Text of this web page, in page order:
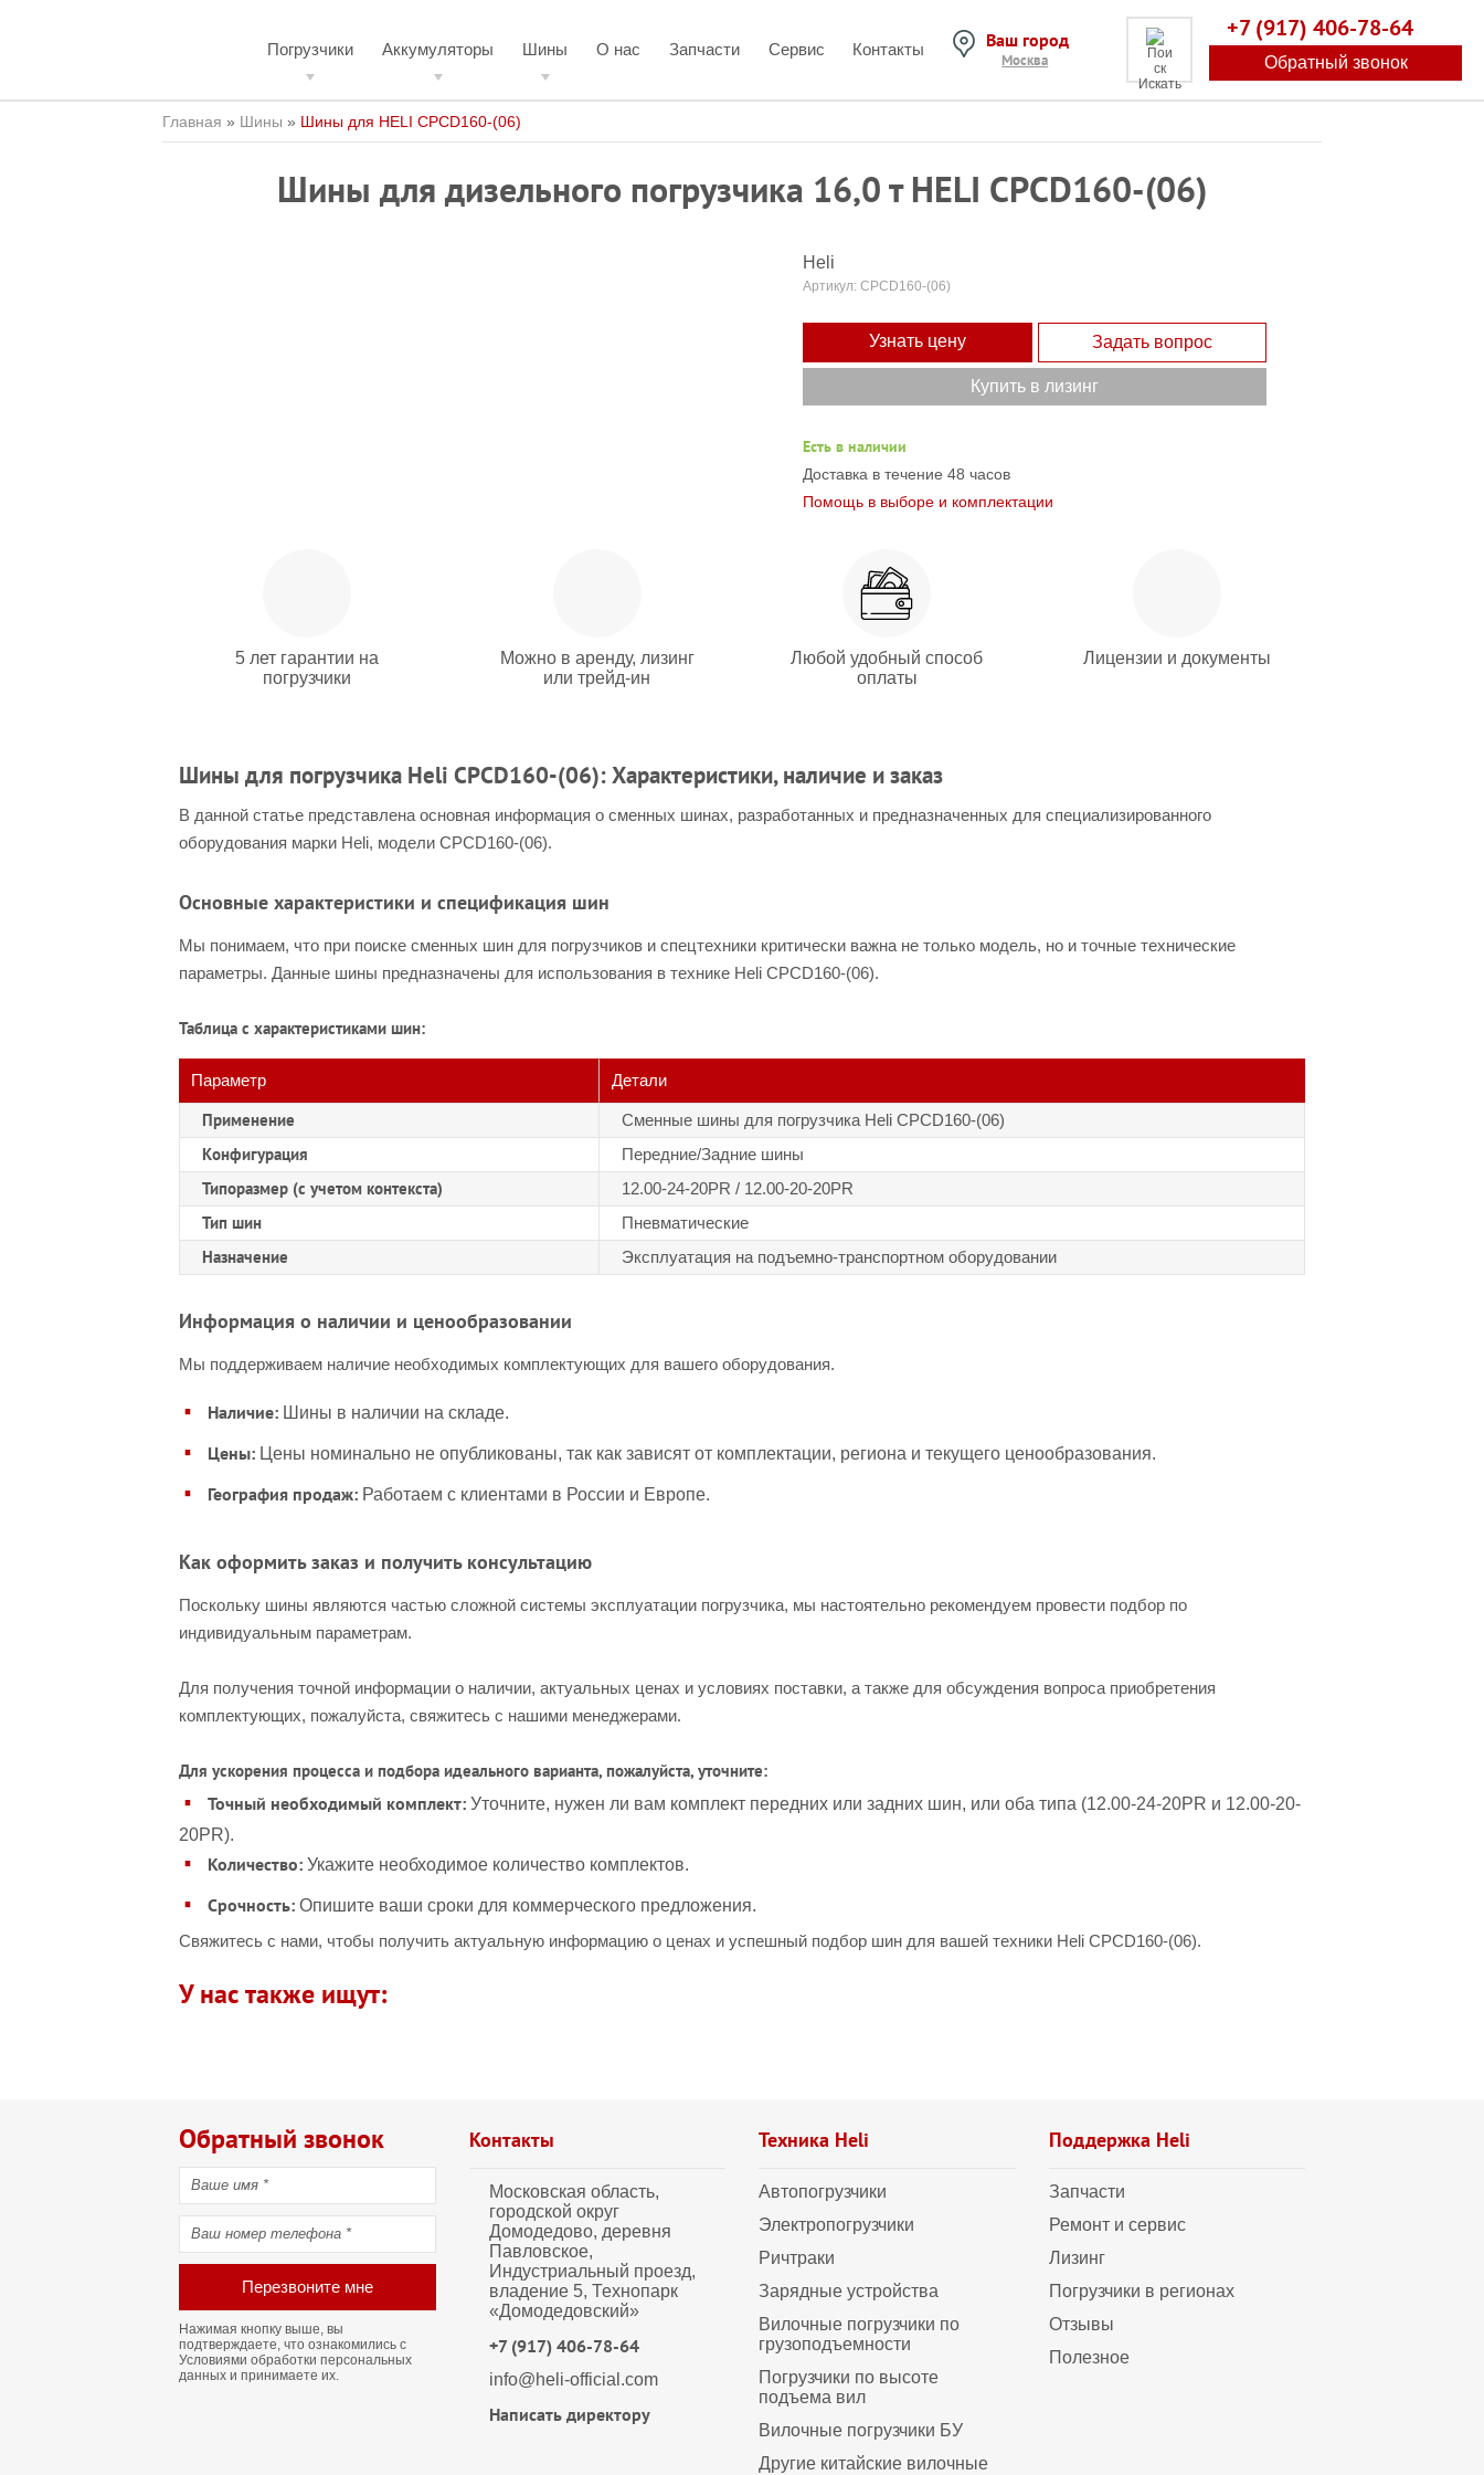
Погрузчики Аккумуляторы Шины О нас Запчасти Сервис Контакты Ваш город
Москва
Искать
+7 (917) 406-78-64
Обратный звонок
Главная » Шины » Шины для HELI CPCD160-(06)
Шины для дизельного погрузчика 16,0 т HELI CPCD160-(06)
Heli
Артикул: CPCD160-(06)
Узнать цену Задать вопрос
Купить в лизинг
Есть в наличии
Доставка в течение 48 часов
Помощь в выборе и комплектации
5 лет гарантии на
погрузчики
Можно в аренду, лизинг
или трейд-ин
Любой удобный способ
оплаты
Лицензии и документы
Шины для погрузчика Heli CPCD160-(06): Характеристики, наличие и заказ
В данной статье представлена основная информация о сменных шинах, разработанных и предназначенных для специализированного
оборудования марки Heli, модели CPCD160-(06).
Основные характеристики и спецификация шин
Мы понимаем, что при поиске сменных шин для погрузчиков и спецтехники критически важна не только модель, но и точные технические
параметры. Данные шины предназначены для использования в технике Heli CPCD160-(06).
Таблица с характеристиками шин:
Параметр Детали
Применение Сменные шины для погрузчика Heli CPCD160-(06)
Конфигурация Передние/Задние шины
Типоразмер (с учетом контекста) 12.00-24-20PR / 12.00-20-20PR
Тип шин Пневматические
Назначение Эксплуатация на подъемно-транспортном оборудовании
Информация о наличии и ценообразовании
Мы поддерживаем наличие необходимых комплектующих для вашего оборудования.
Наличие: Шины в наличии на складе.
Цены: Цены номинально не опубликованы, так как зависят от комплектации, региона и текущего ценообразования.
География продаж: Работаем с клиентами в России и Европе.
Как оформить заказ и получить консультацию
Поскольку шины являются частью сложной системы эксплуатации погрузчика, мы настоятельно рекомендуем провести подбор по
индивидуальным параметрам.
Для получения точной информации о наличии, актуальных ценах и условиях поставки, а также для обсуждения вопроса приобретения
комплектующих, пожалуйста, свяжитесь с нашими менеджерами.
Для ускорения процесса и подбора идеального варианта, пожалуйста, уточните:
Точный необходимый комплект: Уточните, нужен ли вам комплект передних или задних шин, или оба типа (12.00-24-20PR и 12.00-20-
20PR).
Количество: Укажите необходимое количество комплектов.
Срочность: Опишите ваши сроки для коммерческого предложения.
Свяжитесь с нами, чтобы получить актуальную информацию о ценах и успешный подбор шин для вашей техники Heli CPCD160-(06).
У нас также ищут:
Обратный звонок
Перезвоните мне
Нажимая кнопку выше, вы
подтверждаете, что ознакомились с
Условиями обработки персональных
данных и принимаете их.
Контакты
Московская область,
городской округ
Домодедово, деревня
Павловское,
Индустриальный проезд,
владение 5, Технопарк
«Домодедовский»
+7 (917) 406-78-64
info@heli-official.com
Написать директору
Техника Heli
Автопогрузчики
Электропогрузчики
Ричтраки
Зарядные устройства
Вилочные погрузчики по
грузоподъемности
Погрузчики по высоте
подъема вил
Вилочные погрузчики БУ
Другие китайские вилочные
Поддержка Heli
Запчасти
Ремонт и сервис
Лизинг
Погрузчики в регионах
Отзывы
Полезное